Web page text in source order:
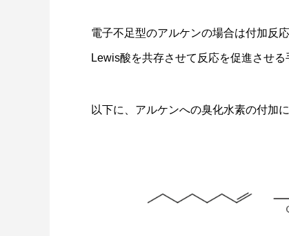
電子不足型のアルケンの場合は付加反
Lewis酸を共存させて反応を促進させる
以下に、アルケンへの臭化水素の付加